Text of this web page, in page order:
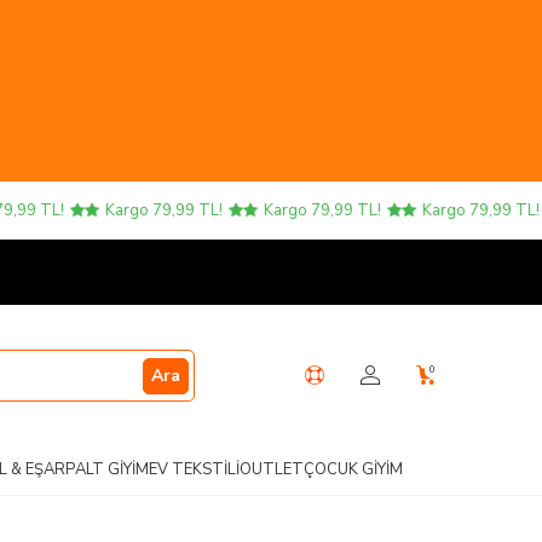
TL! Kargo 79,99 TL! Kargo 79,99 TL! Kargo 79,99 TL!
Ara 0
& EŞARPALT GIYIMEV TEKSTILIOUTLETÇOCUK GIYIM